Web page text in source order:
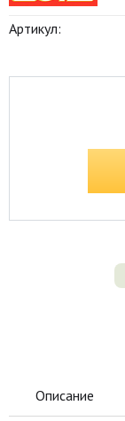
Артикул:
Описание